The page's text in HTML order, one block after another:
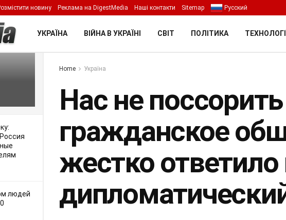
Filter
людей
новину Реклама на DigestMedia Наші контакти Sitemap Русский
УКРАЇНА ВІЙНА В УКРАЇНІ СВІТ ПОЛІТИКА ТЕХНОЛОГІЇ
Home Україна
Нас не
гражданское
жестко ответило